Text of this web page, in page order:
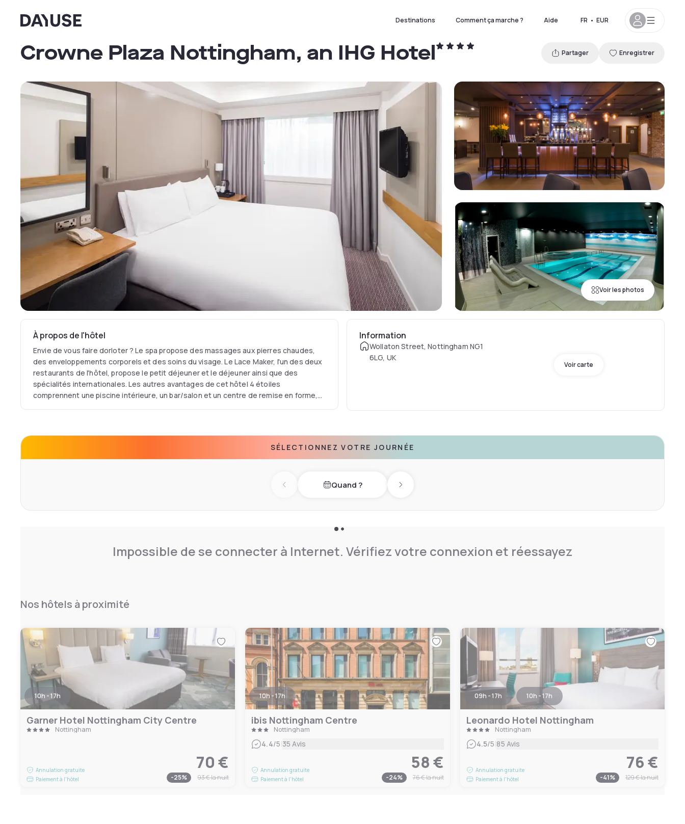
Dayuse Destinations Comment ça marche ? Aide FR • EUR
Voir les photos
Crowne Plaza Nottingham, an IHG Hotel Partager Enregistrer
À propos de l'hôtel
Envie de vous faire dorloter ? Le spa propose des massages aux pierres chaudes,
des enveloppements corporels et des soins du visage. Le Lace Maker, l'un des deux
restaurants de l'hôtel, propose le petit déjeuner et le déjeuner ainsi que des
spécialités internationales. Les autres avantages de cet hôtel 4 étoiles
comprennent une piscine intérieure, un bar/salon et un centre de remise en forme,
Information
Wollaton Street, Nottingham NG1
6LG, UK
Voir carte
SÉLECTIONNEZ VOTRE JOURNÉE
Previous dayQuand ? Next day
Impossible de se connecter à Internet. Vérifiez votre connexion et réessayez
Nos hôtels à proximité
10h - 17h
Garner Hotel Nottingham City Centre
Nottingham
Annulation gratuite
Paiement à l'hôtel
70 €
-25% 93 €la nuit
10h - 17h
ibis Nottingham Centre
Nottingham
4.4/5|35 Avis
Annulation gratuite
Paiement à l'hôtel
58 €
-24% 76 €la nuit
09h - 17h 10h - 17h
Leonardo Hotel Nottingham
Nottingham
4.5/5|85 Avis
Annulation gratuite
Paiement à l'hôtel
76 €
-41% 129 €la nuit